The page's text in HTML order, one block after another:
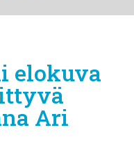
elokuva
Ari